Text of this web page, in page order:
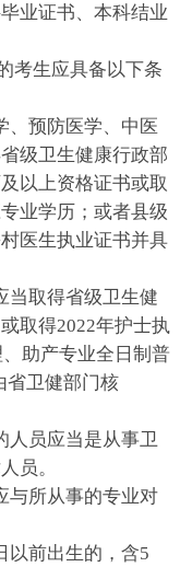
业证书、本科结业
考生应具备以下条
、预防医学、中医
级卫生健康行政部
以上资格证书或取
业学历；或者县级
医生执业证书并具
当取得省级卫生健
取得2022年护士执
助产专业全日制普
省卫健部门核
人员应当是从事卫
员。
与所从事的专业对
以前出生的，含5